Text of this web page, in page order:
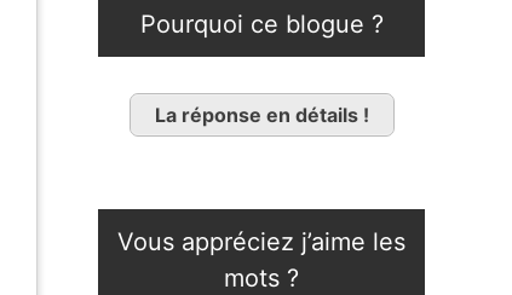
Pourquoi ce blogue ?
La réponse en détails !
Vous appréciez j’aime les
mots ?